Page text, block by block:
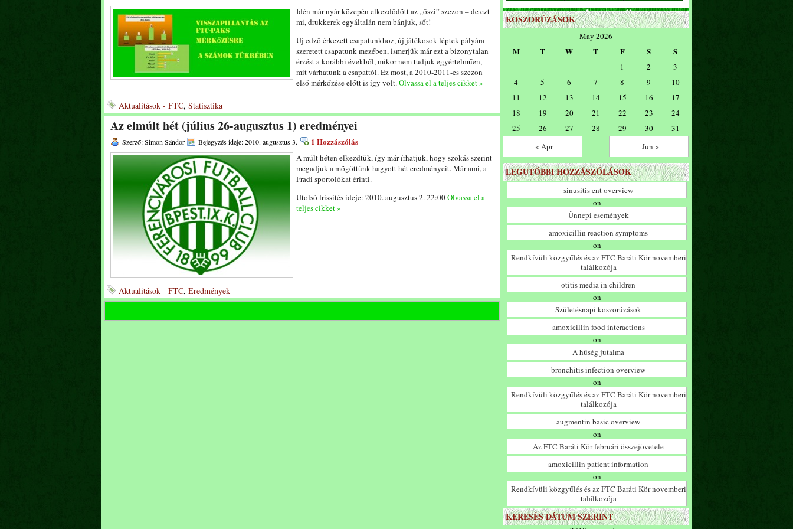
Idén már nyár közepén elkezdődött az „őszi” szezon – de ezt
mi, drukkerek egyáltalán nem bánjuk, sőt!
Új edző érkezett csapatunkhoz, új játékosok léptek pályára
szeretett csapatunk mezében, ismerjük már ezt a bizonytalan
érzést a korábbi évekből, mikor nem tudjuk egyértelműen,
mit várhatunk a csapattól. Ez most, a 2010-2011-es szezon
első mérkőzése előtt is így volt.Olvassa el a teljes cikket »
Aktualitások - FTC, Statisztika
Az elmúlt hét (július 26-augusztus 1) eredményei
Szerző: Simon Sándor Bejegyzés ideje: 2010. augusztus 3. 1 Hozzászólás
A múlt héten elkezdtük, így már írhatjuk, hogy szokás szerint
megadjuk a mögöttünk hagyott hét eredményeit. Már ami, a
Fradi sportolókat érinti.
Utolsó frissítés ideje: 2010. augusztus 2. 22:00Olvassa el a
teljes cikket »
Aktualitások - FTC, Eredmények
KOSZORÚZÁSOK
May 2026
M T W T F S S
1 2
3
4
5 6 7 8 9
10
11
12 13 14 15 16
17
18
19 20 21 22 23
24
25
26 27 28 29 30
31
< Apr
Jun >
LEGUTÓBBI HOZZÁSZÓLÁSOK
sinusitis ent overview
on
Ünnepi események
amoxicillin reaction symptoms
on
Rendkívüli közgyűlés és az FTC Baráti Kör novemberi
találkozója
otitis media in children
on
Születésnapi koszorúzások
amoxicillin food interactions
on
A hűség jutalma
bronchitis infection overview
on
Rendkívüli közgyűlés és az FTC Baráti Kör novemberi
találkozója
augmentin basic overview
on
Az FTC Baráti Kör februári összejövetele
amoxicillin patient information
on
Rendkívüli közgyűlés és az FTC Baráti Kör novemberi
találkozója
KERESÉS DÁTUM SZERINT